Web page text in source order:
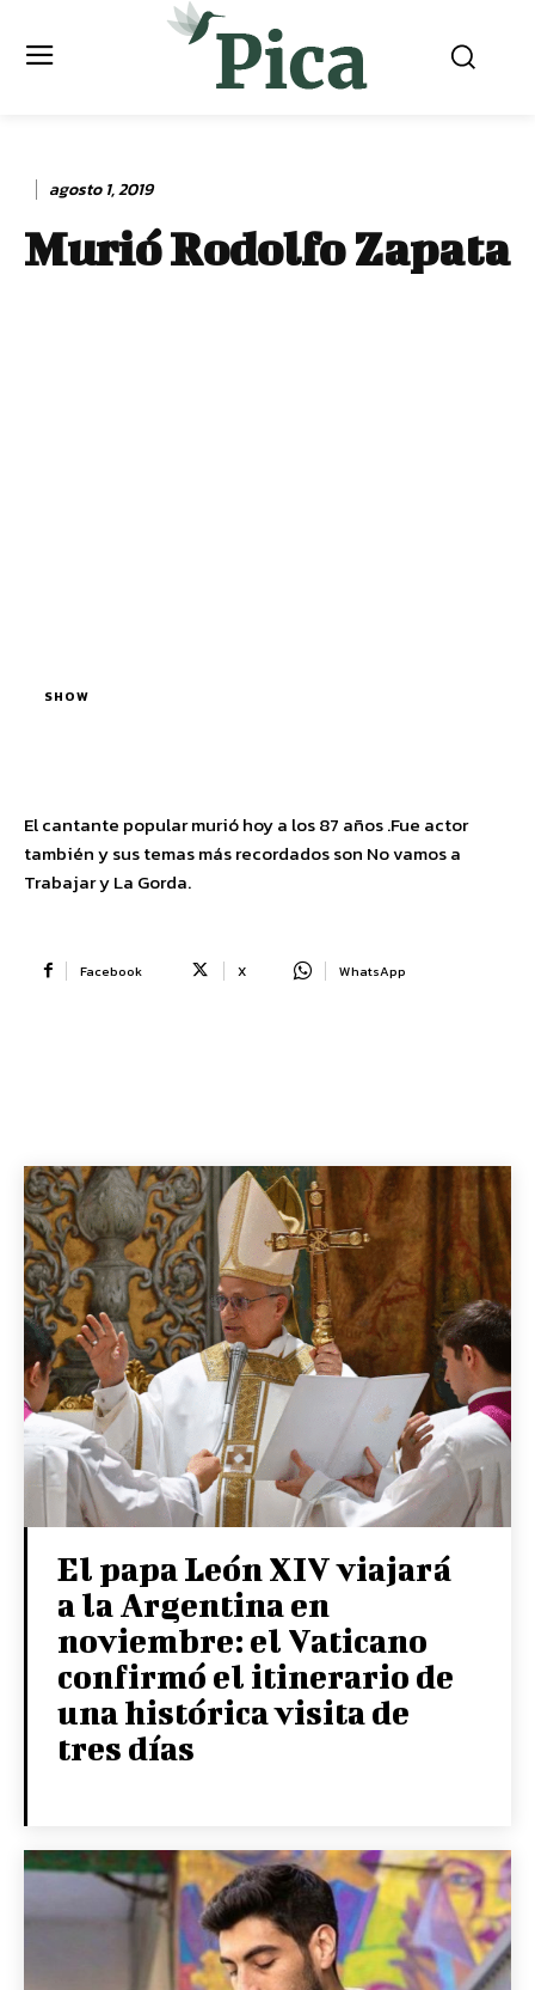
agosto 1, 2019
Murió Rodolfo Zapata
SHOW
El cantante popular murió hoy a los 87 años .Fue actor
también y sus temas más recordados son No vamos a
Trabajar y La Gorda.
Facebook X WhatsApp
El papa León XIV viajará
a la Argentina en
noviembre: el Vaticano
confirmó el itinerario de
una histórica visita de
tres días